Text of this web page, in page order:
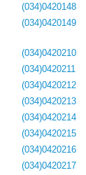
(034)0420148
(034)0420149
(034)0420210
(034)0420211
(034)0420212
(034)0420213
(034)0420214
(034)0420215
(034)0420216
(034)0420217